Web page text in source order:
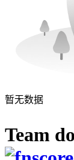
暂无数据
Team